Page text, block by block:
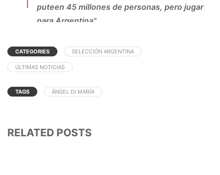
puteen 45 millones de personas, pero jugar
para Argentina".
pic.twitter.com/LxamK76Z1m
— Diario Olé (@DiarioOle)
CATEGORIES SELECCIÓN ARGENTINA
ÚLTIMAS NOTICIAS
TAGS ÁNGEL DI MARÍA
RELATED POSTS